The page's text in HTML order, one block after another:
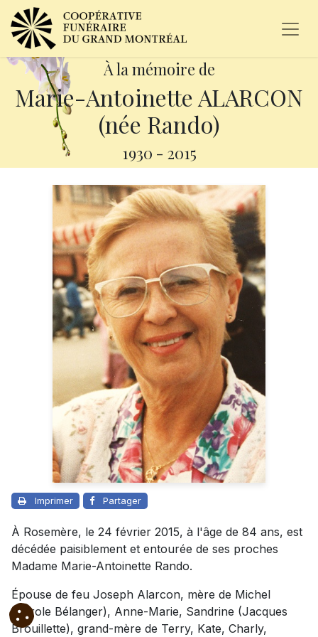
À la mémoire de
Marie-Antoinette ALARCON
(née Rando)
1930 - 2015
Imprimer Partager
À Rosemère, le 24 février 2015, à l'âge de 84 ans, est
décédée paisiblement et entourée de ses proches
Madame Marie-Antoinette Rando.
Épouse de feu Joseph Alarcon, mère de Michel
(Carole Bélanger), Anne-Marie, Sandrine (Jacques
Brouillette), grand-mère de Terry, Kate, Charly,